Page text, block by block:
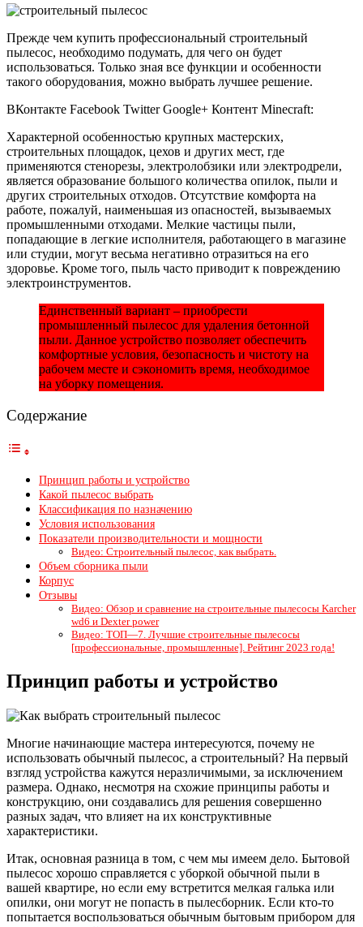
Прежде чем купить профессиональный строительный
пылесос, необходимо подумать, для чего он будет
использоваться. Только зная все функции и особенности
такого оборудования, можно выбрать лучшее решение.
ВКонтакте Facebook Twitter Google+ Контент Minecraft:
Характерной особенностью крупных мастерских,
строительных площадок, цехов и других мест, где
применяются стенорезы, электролобзики или электродрели,
является образование большого количества опилок, пыли и
других строительных отходов. Отсутствие комфорта на
работе, пожалуй, наименьшая из опасностей, вызываемых
промышленными отходами. Мелкие частицы пыли,
попадающие в легкие исполнителя, работающего в магазине
или студии, могут весьма негативно отразиться на его
здоровье. Кроме того, пыль часто приводит к повреждению
электроинструментов.
Единственный вариант – приобрести
промышленный пылесос для удаления бетонной
пыли. Данное устройство позволяет обеспечить
комфортные условия, безопасность и чистоту на
рабочем месте и сэкономить время, необходимое
на уборку помещения.
Содержание
Принцип работы и устройство
Какой пылесос выбрать
Классификация по назначению
Условия использования
Показатели производительности и мощности
Видео: Строительный пылесос, как выбрать.
Объем сборника пыли
Корпус
Отзывы
Видео: Обзор и сравнение на строительные пылесосы Karcher
wd6 и Dexter power
Видео: ТОП—7. Лучшие строительные пылесосы
[профессиональные, промышленные]. Рейтинг 2023 года!
Принцип работы и устройство
Многие начинающие мастера интересуются, почему не
использовать обычный пылесос, а строительный? На первый
взгляд устройства кажутся неразличимыми, за исключением
размера. Однако, несмотря на схожие принципы работы и
конструкцию, они создавались для решения совершенно
разных задач, что влияет на их конструктивные
характеристики.
Итак, основная разница в том, с чем мы имеем дело. Бытовой
пылесос хорошо справляется с уборкой обычной пыли в
вашей квартире, но если ему встретится мелкая галька или
опилки, они могут не попасть в пылесборник. Если кто-то
попытается воспользоваться обычным бытовым прибором для